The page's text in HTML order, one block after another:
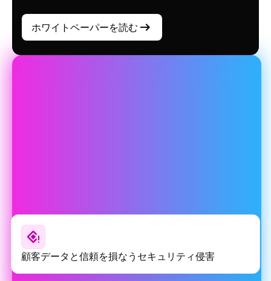
ホワイトペーパーを読む
顧客データと信頼を損なうセキュリティ侵害